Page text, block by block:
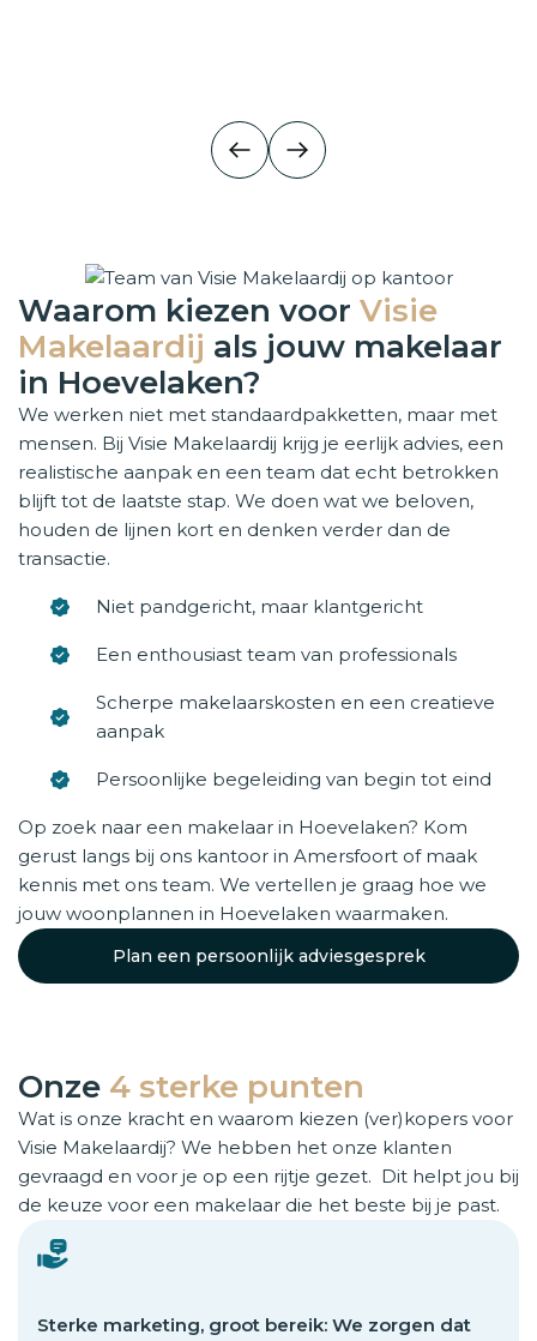
Waarom kiezen voor Visie
Makelaardij als jouw makelaar
in Hoevelaken?
We werken niet met standaardpakketten, maar met
mensen. Bij Visie Makelaardij krijg je eerlijk advies, een
realistische aanpak en een team dat echt betrokken
blijft tot de laatste stap. We doen wat we beloven,
houden de lijnen kort en denken verder dan de
transactie.
Niet pandgericht, maar klantgericht
Een enthousiast team van professionals
Scherpe makelaarskosten en een creatieve
aanpak
Persoonlijke begeleiding van begin tot eind
Op zoek naar een makelaar in Hoevelaken? Kom
gerust langs bij ons kantoor in Amersfoort of maak
kennis met ons team. We vertellen je graag hoe we
jouw woonplannen in Hoevelaken waarmaken.
Plan een persoonlijk adviesgesprek
Onze 4 sterke punten
Wat is onze kracht en waarom kiezen (ver)kopers voor
Visie Makelaardij? We hebben het onze klanten
gevraagd en voor je op een rijtje gezet. Dit helpt jou bij
de keuze voor een makelaar die het beste bij je past.
Sterke marketing, groot bereik: We zorgen dat